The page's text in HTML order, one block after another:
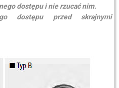
dostępu i nie rzucać nim.
dostępu przed skrajnymi